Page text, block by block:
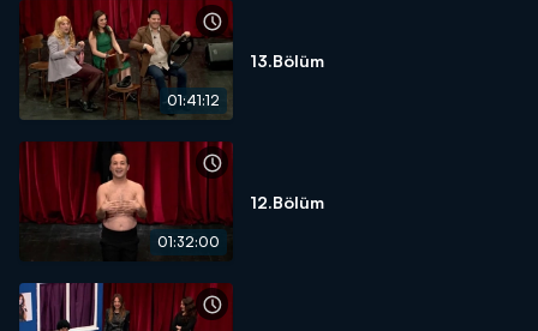
01:41:12
13.Bölüm
01:32:00
12.Bölüm